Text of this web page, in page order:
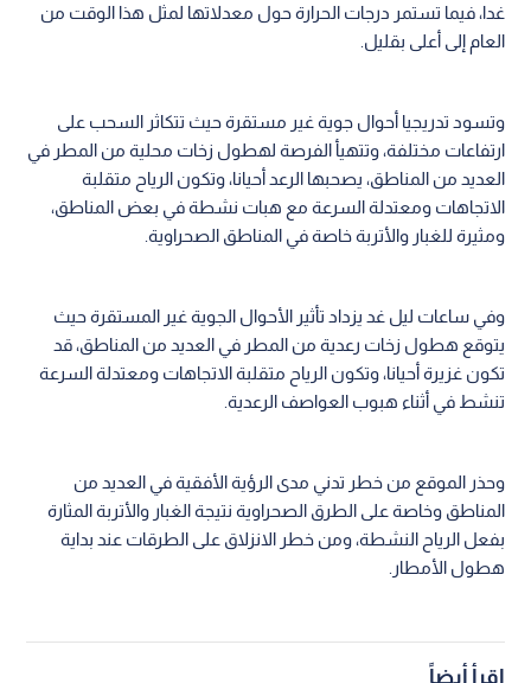
غدا، فيما تستمر درجات الحرارة حول معدلاتها لمثل هذا الوقت من
العام إلى أعلى بقليل.
وتسود تدريجيا أحوال جوية غير مستقرة حيث تتكاثر السحب على
ارتفاعات مختلفة، وتتهيأ الفرصة لهطول زخات محلية من المطر في
العديد من المناطق، يصحبها الرعد أحيانا، وتكون الرياح متقلبة
الاتجاهات ومعتدلة السرعة مع هبات نشطة في بعض المناطق،
ومثيرة للغبار والأتربة خاصة في المناطق الصحراوية.
وفي ساعات ليل غد يزداد تأثير الأحوال الجوية غير المستقرة حيث
يتوقع هطول زخات رعدية من المطر في العديد من المناطق، قد
تكون غزيرة أحيانا، وتكون الرياح متقلبة الاتجاهات ومعتدلة السرعة
تنشط في أثناء هبوب العواصف الرعدية.
وحذر الموقع من خطر تدني مدى الرؤية الأفقية في العديد من
المناطق وخاصة على الطرق الصحراوية نتيجة الغبار والأتربة المثارة
بفعل الرياح النشطة، ومن خطر الانزلاق على الطرقات عند بداية
هطول الأمطار.
اقرأ أيضاً